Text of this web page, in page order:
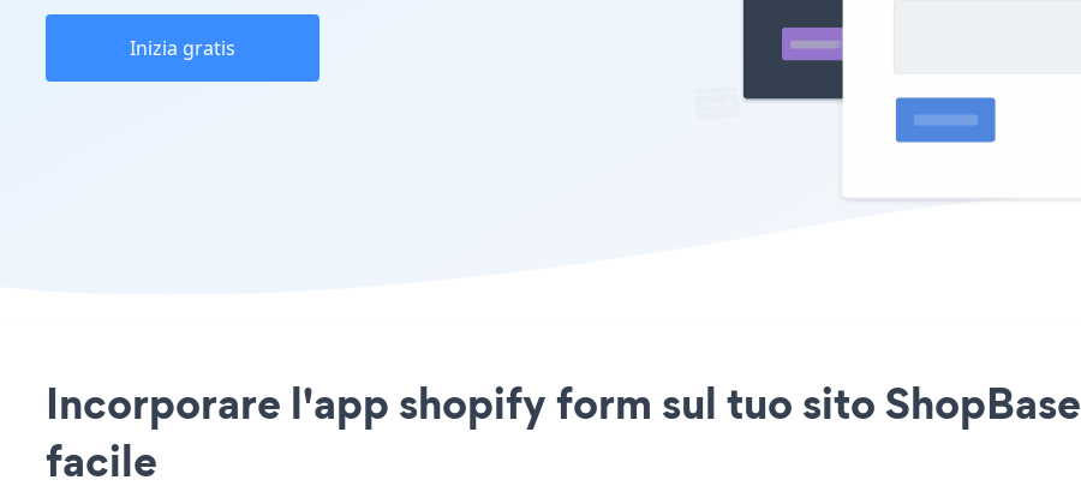
Inizia gratis
Incorporare l'app shopify form sul tuo sito
facile